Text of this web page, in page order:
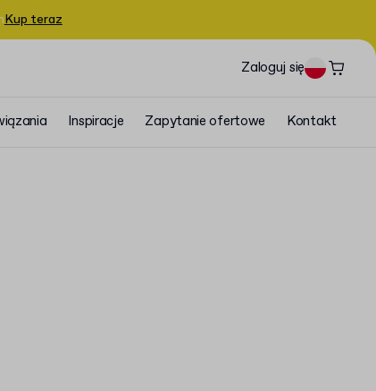
Kup teraz
Zaloguj się
Inspiracje Zapytanie ofertowe Kontakt